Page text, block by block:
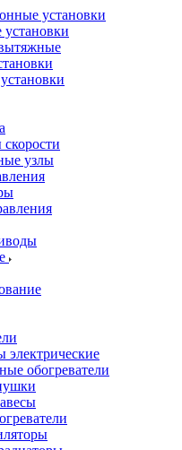
установки
скорости
узлы
электрические
обогреватели